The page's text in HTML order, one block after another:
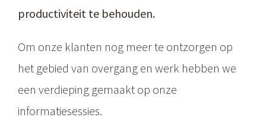
productiviteit te behouden.
Om onze klanten nog meer te ontzorgen op
het gebied van overgang en werk hebben we
een verdieping gemaakt op onze
informatiesessies.